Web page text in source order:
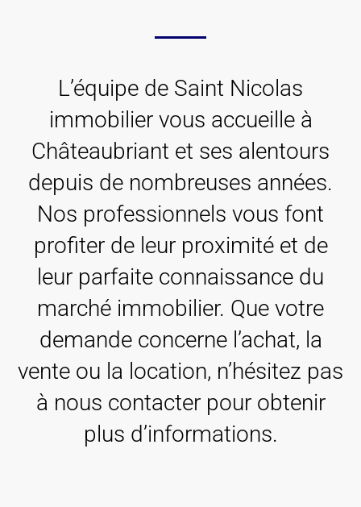
L’équipe de Saint Nicolas
immobilier vous accueille à
Châteaubriant et ses alentours
depuis de nombreuses années.
Nos professionnels vous font
profiter de leur proximité et de
leur parfaite connaissance du
marché immobilier. Que votre
demande concerne l’achat, la
vente ou la location, n’hésitez pas
à nous contacter pour obtenir
plus d’informations.